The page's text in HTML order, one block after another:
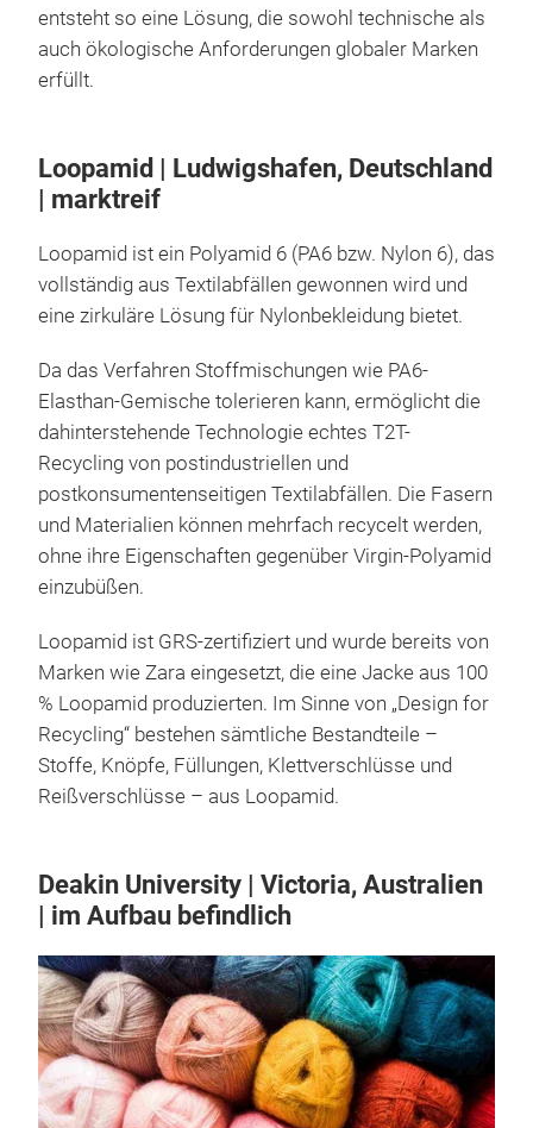
entsteht so eine Lösung, die sowohl technische als
auch ökologische Anforderungen globaler Marken
erfüllt.
Loopamid | Ludwigshafen, Deutschland
| marktreif
Loopamid ist ein Polyamid 6 (PA6 bzw. Nylon 6), das
vollständig aus Textilabfällen gewonnen wird und
eine zirkuläre Lösung für Nylonbekleidung bietet.
Da das Verfahren Stoffmischungen wie PA6-
Elasthan-Gemische tolerieren kann, ermöglicht die
dahinterstehende Technologie echtes T2T-
Recycling von postindustriellen und
postkonsumentenseitigen Textilabfällen. Die Fasern
und Materialien können mehrfach recycelt werden,
ohne ihre Eigenschaften gegenüber Virgin-Polyamid
einzubüßen.
Loopamid ist GRS-zertifiziert und wurde bereits von
Marken wie Zara eingesetzt, die eine Jacke aus 100
% Loopamid produzierten. Im Sinne von „Design for
Recycling“ bestehen sämtliche Bestandteile –
Stoffe, Knöpfe, Füllungen, Klettverschlüsse und
Reißverschlüsse – aus Loopamid.
Deakin University | Victoria, Australien
| im Aufbau befindlich